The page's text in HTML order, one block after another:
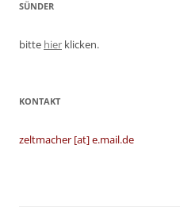
SÜNDER
bitte hier klicken.
KONTAKT
zeltmacher [at] e.mail.de